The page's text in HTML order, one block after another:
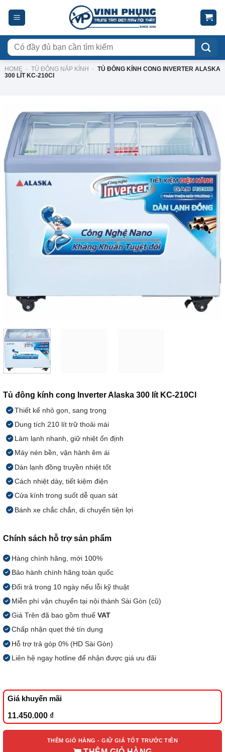
Tìm
kiếm:
HOME - TỦ ĐÔNG NẮP KÍNH - TỦ ĐÔNG KÍNH CONG INVERTER ALASKA
300 LÍT KC-210CI
Tủ đông kính cong Inverter Alaska 300 lít KC-210CI
Thiết kế nhỏ gọn, sang trọng
Dung tích 210 lít trữ thoải mái
Làm lạnh nhanh, giữ nhiệt ổn định
Máy nén bền, vận hành êm ái
Dàn lạnh đồng truyền nhiệt tốt
Cách nhiệt dày, tiết kiệm điện
Cửa kính trong suốt dễ quan sát
Bánh xe chắc chắn, di chuyển tiện lợi
Chính sách hỗ trợ sản phẩm
Hàng chính hãng, mới 100%
Bảo hành chính hãng toàn quốc
Đổi trả trong 10 ngày nếu lỗi kỹ thuật
Miễn phí vận chuyển tại nội thành Sài Gòn (cũ)
Giá Trên đã bao gồm thuế VAT
Chấp nhận quẹt thẻ tín dụng
Hỗ trợ trả góp 0% (HD Sài Gòn)
Liên hệ ngay hotline để nhận được giá ưu đãi
Giá khuyến mãi
11.450.000 ₫
THÊM GIỎ HÀNG - GIỮ GIÁ TỐT TRƯỚC TIÊN